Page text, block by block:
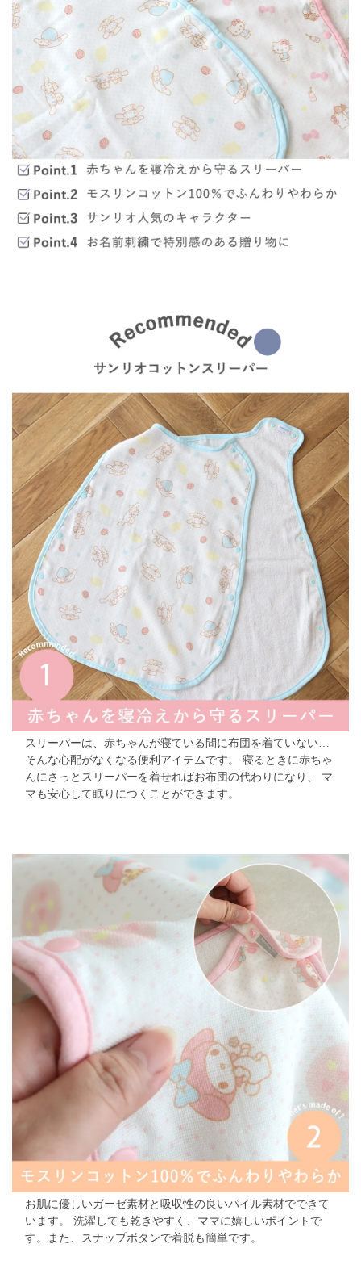
スリーパーは、赤ちゃんが寝ている間に布団を着ていない…
そんな心配がなくなる便利アイテムです。
寝るときに赤ちゃ
んにさっとスリーパーを着せればお布団の代わりになり、
マ
マも安心して眠りにつくことができます。
お肌に優しいガーゼ素材と吸収性の良いパイル素材でできて
います。
洗濯しても乾きやすく、ママに嬉しいポイントで
す。また、スナップボタンで着脱も簡単です。